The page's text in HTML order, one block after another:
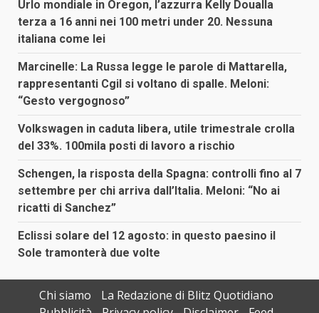
Urlo mondiale in Oregon, l’azzurra Kelly Doualla
terza a 16 anni nei 100 metri under 20. Nessuna
italiana come lei
Marcinelle: La Russa legge le parole di Mattarella,
rappresentanti Cgil si voltano di spalle. Meloni:
“Gesto vergognoso”
Volkswagen in caduta libera, utile trimestrale crolla
del 33%. 100mila posti di lavoro a rischio
Schengen, la risposta della Spagna: controlli fino al 7
settembre per chi arriva dall’Italia. Meloni: “No ai
ricatti di Sanchez”
Eclissi solare del 12 agosto: in questo paesino il
Sole tramonterà due volte
Chi siamo
La Redazione di Blitz Quotidiano